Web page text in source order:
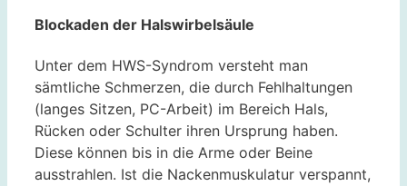
Blockaden der Halswirbelsäule
Unter dem HWS-Syndrom versteht man
sämtliche Schmerzen, die durch Fehlhaltungen
(langes Sitzen, PC-Arbeit) im Bereich Hals,
Rücken oder Schulter ihren Ursprung haben.
Diese können bis in die Arme oder Beine
ausstrahlen. Ist die Nackenmuskulatur verspannt,